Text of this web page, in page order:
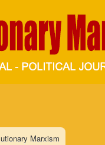
Marxism